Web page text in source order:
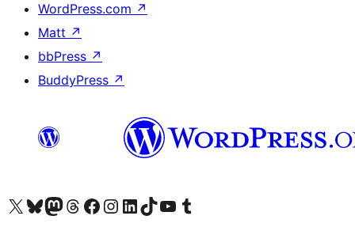
WordPress.com ↗
Matt ↗
bbPress ↗
BuddyPress ↗
Visit our X (formerly Twitter) account
Visit our Bluesky account
Twitter csatornánk
Visit our Threads account
Facebook oldalunk megtekintése
Visit our Instagram account
Visit our LinkedIn account
Visit our TikTok account
Visit our YouTube channel
Visit our Tumblr account